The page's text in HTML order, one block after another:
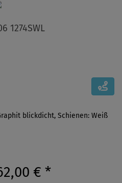
1274SWL
blickdicht, Schienen: Weiß
€ *